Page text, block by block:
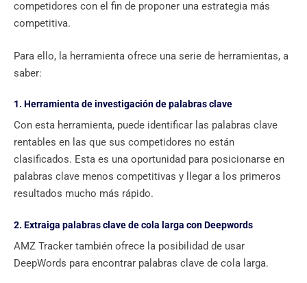
competidores con el fin de proponer una estrategia más
competitiva.
Para ello, la herramienta ofrece una serie de herramientas, a
saber:
1. Herramienta de investigación de palabras clave
Con esta herramienta, puede identificar las palabras clave
rentables en las que sus competidores no están
clasificados. Esta es una oportunidad para posicionarse en
palabras clave menos competitivas y llegar a los primeros
resultados mucho más rápido.
2. Extraiga palabras clave de cola larga con Deepwords
AMZ Tracker también ofrece la posibilidad de usar
DeepWords para encontrar palabras clave de cola larga.